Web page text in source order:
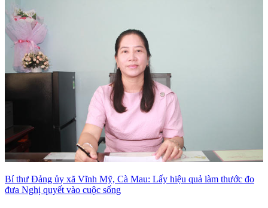
Bí thư Đảng ủy xã Vĩnh Mỹ, Cà Mau: Lấy hiệu quả làm thước đo
đưa Nghị quyết vào cuộc sống